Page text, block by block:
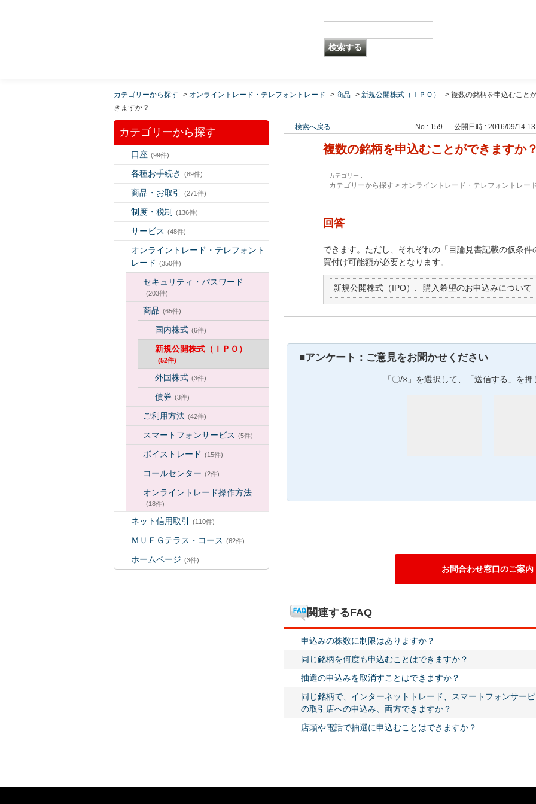
カテゴリーから探す > オンライントレード・テレフォントレード > 商品 > 新規公開株式（ＩＰＯ） > 複数の銘柄を申込むこと
きますか？
カテゴリーから探す
口座 (99件)
各種お手続き (89件)
商品・お取引 (271件)
制度・税制 (136件)
サービス (48件)
オンライントレード・テレフォント
レード (350件)
セキュリティ・パスワード
(203件)
商品 (65件)
国内株式 (6件)
新規公開株式（ＩＰＯ）
(52件)
外国株式 (3件)
債券 (3件)
ご利用方法 (42件)
スマートフォンサービス (5件)
ボイストレード (15件)
コールセンター (2件)
オンライントレード操作方法
(18件)
ネット信用取引 (110件)
ＭＵＦＧテラス・コース (62件)
ホームページ (3件)
検索へ戻る No : 159 公開日時 : 2016/09/14
複数の銘柄を申込むことができますか？
カテゴリー :
カテゴリーから探す > オンライントレード・テレフォントレー
回答
できます。ただし、それぞれの「目論見書記載の仮条
買付け可能額が必要となります。
新規公開株式（IPO） 購入希望のお申込みについて
■アンケート：ご意見をお聞かせください
「〇/×」を選択して、「送信する」を押
お問合わせ窓口のご案内
関連するFAQ
申込みの株数に制限はありますか？
同じ銘柄を何度も申込むことはできますか？
抽選の申込みを取消すことはできますか？
同じ銘柄で、インターネットトレード、スマートフォンサー
の取引店への申込み、両方できますか？
店頭や電話で抽選に申込むことはできますか？